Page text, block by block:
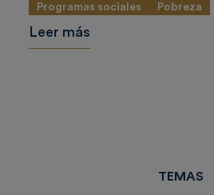
Programas sociales Pobreza
Leer más
TEMAS